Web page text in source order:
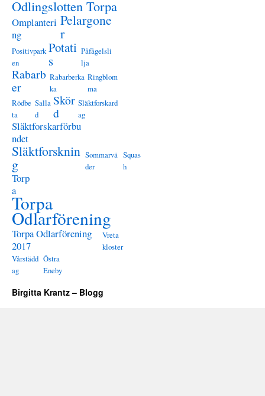
Odlingslotten Torpa
Omplanteri
ng
Pelargone
r
Positivpark
en
Potati
s
Påfågelsli
lja
Rabarb
er
Rabarberka
ka
Ringblom
ma
Rödbe
ta
Salla
d
Skör
d
Släktforskard
ag
Släktforskarförbu
ndet
Släktforsknin
g
Sommarvä
der
Squas
h
Torp
a
Torpa
Odlarförening
Torpa Odlarförening
2017
Vreta
kloster
Vårstädd
ag
Östra
Eneby
Birgitta Krantz – Blogg